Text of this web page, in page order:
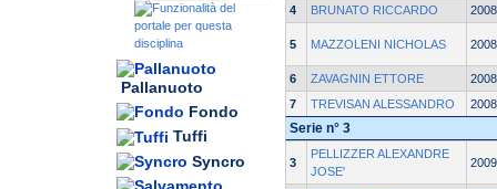
Pallanuoto
Fondo
Tuffi
Syncro
4
BRUNATO RICCARDO 2008
5 MAZZOLENI NICHOLAS 2008
6 ZAVAGNIN ETTORE
2008
7
TREVISAN ALESSANDRO 2008
Serie n° 3
3
PELLIZZER ALEXANDRE
JOSE'
2009